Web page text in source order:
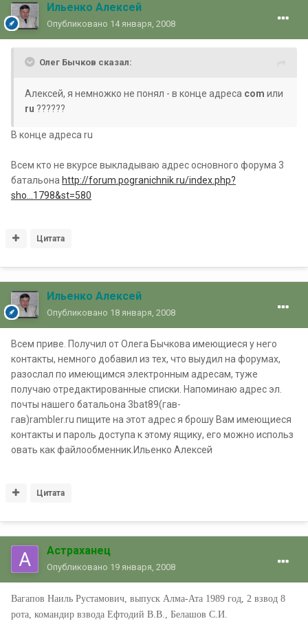
Ильенко Алексей
Опубликовано 14 января, 2008
Олег Бычков сказал:
Алексей, я немножко не понял - в конце адреса com или
ru ??????
В конце адреса ru
Всем кто не вкурсе выкладываю адрес основного форума 3
батальона http://forum.pogranichnik.ru/index.php?
sho...1798&st=580
Цитата
Ильенко Алексей
Опубликовано 18 января, 2008
Всем приве. Получил от Олега Бычкова имеющиеся у него
контакты, немного добавил из тех, что выудил на форумах,
разослал по имеющимся электронным адресам, туже
получаю отредактированные списки. Напоминаю адрес эл.
почты нашего батальона 3bat89(гав-
гав)rambler.ru пищите на этот адрес я брошу Вам имеющиеся
контакты и пароль доступа к этому ящику, его можно использ
овать как файлообменник.Ильенко Алексей
Цитата
Астраханец
Опубликовано 19 января, 2008
Вагапов Наиль Рустамович, выпуск Алма-Ата 1989 год, 2 взвод 8
рота, командир взвода Ефтодий В.В., Белашов С.И.